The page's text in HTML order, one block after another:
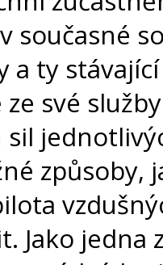
současné
a ty
své
sil
způsoby,
Jako jedna